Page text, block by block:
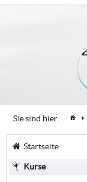
Sie sind hier:
Startseite
Kurse